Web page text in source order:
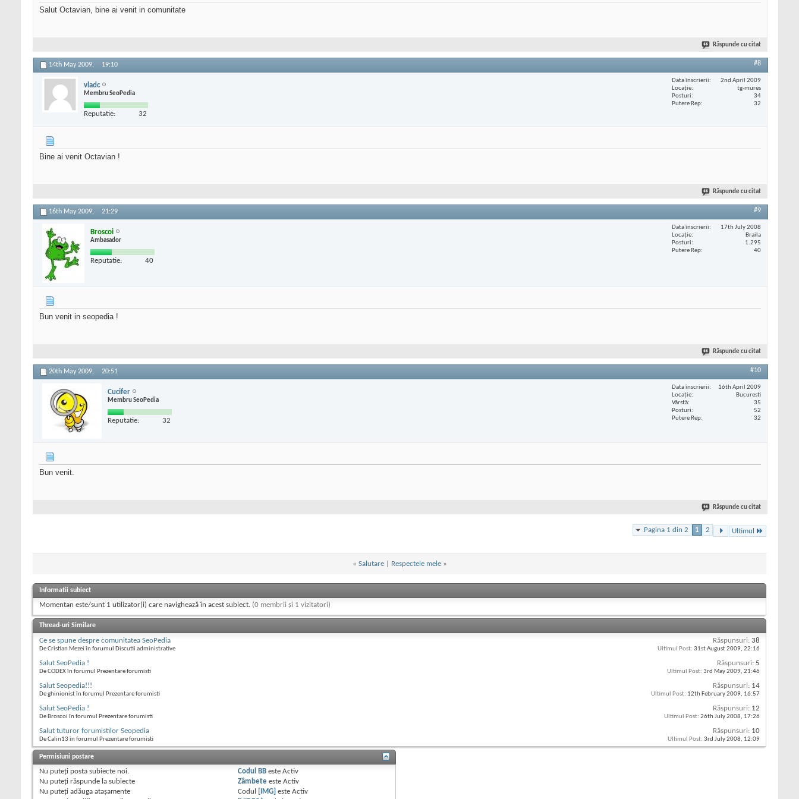
Salut Octavian, bine ai venit in comunitate
Răspunde cu citat
14th May 2009, 19:10 #8
vladc
Membru SeoPedia
Reputatie: 32
Data înscrierii
2nd April 2009
Locaţie
tg-mures
Posturi
34
Putere Rep
32
Bine ai venit Octavian !
Răspunde cu citat
16th May 2009, 21:29 #9
Broscoi
Ambasador
Reputatie: 40
Data înscrierii
17th July 2008
Locaţie
Braila
Posturi
1.295
Putere Rep
40
Bun venit in seopedia !
Răspunde cu citat
20th May 2009, 20:51 #10
Cucifer
Membru SeoPedia
Reputatie: 32
Data înscrierii
16th April 2009
Locaţie
Bucuresti
Vârstă
35
Posturi
52
Putere Rep
32
Bun venit.
Răspunde cu citat
Pagina 1 din 2 1 2 Ultimul
« Salutare| Respectele mele »
Informații subiect
Momentan este/sunt 1 utilizator(i) care navighează în acest subiect. (0 membrii și 1 vizitatori)
Thread-uri Similare
Ce se spune despre comunitatea SeoPedia
De Cristian Mezei în forumul Discutii administrative
Răspunsuri: 38
Ultimul Post: 31st August 2009, 22:16
Salut SeoPedia !
De CODEX în forumul Prezentare forumisti
Răspunsuri: 5
Ultimul Post: 3rd May 2009, 21:46
Salut Seopedia!!!
De ghinionist în forumul Prezentare forumisti
Răspunsuri: 14
Ultimul Post: 12th February 2009, 16:57
Salut SeoPedia !
De Broscoi în forumul Prezentare forumisti
Răspunsuri: 12
Ultimul Post: 26th July 2008, 17:26
Salut tuturor forumistilor Seopedia
De Calin13 în forumul Prezentare forumisti
Răspunsuri: 10
Ultimul Post: 3rd July 2008, 12:09
Permisiuni postare
Nu puteţi posta subiecte noi.
Nu puteţi răspunde la subiecte
Nu puteţi adăuga ataşamente
Codul BB esteActiv
Zâmbete esteActiv
Codul
[IMG] esteActiv